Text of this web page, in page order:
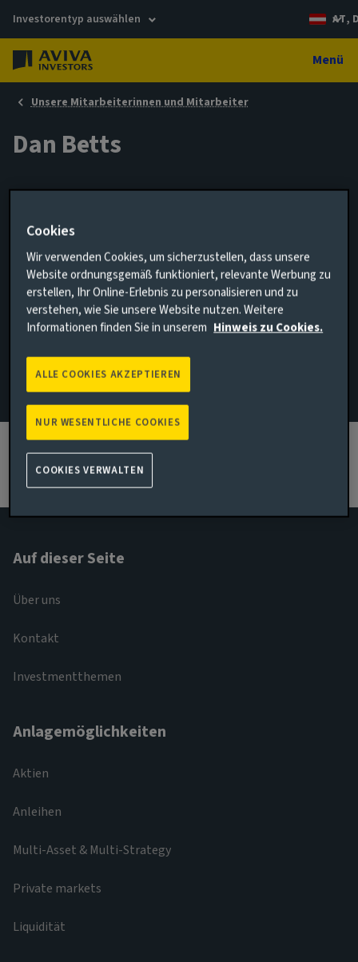
Investorentyp auswählen AT,
Menü
Unsere Mitarbeiterinnen und Mitarbeiter
Dan Betts
Business Development Director
07725 672066
E-Mail Dan Betts
LinkedIn Profil sehen
Auf dieser Seite
Über uns
Kontakt
Investmentthemen
Anlagemöglichkeiten
Aktien
Anleihen
Multi-Asset & Multi-Strategy
Private markets
Liquidität
Cookies
Wir verwenden Cookies, um sicherzustellen, dass unsere
Website ordnungsgemäß funktioniert, relevante Werbung zu
erstellen, Ihr Online-Erlebnis zu personalisieren und zu
verstehen, wie Sie unsere Website nutzen. Weitere
Informationen finden Sie in unserem Hinweis zu Cookies.
NUR WESENTLICHE COOKIES
ALLE COOKIES AKZEPTIEREN
COOKIES VERWALTEN